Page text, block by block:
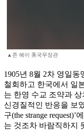
▲존 헤이 美국무장관
1905년 8월 2차 영일
철회하고 한국에서 일
는 한영 수교 조약과
신경질적인 반응을 보
구(the strange
는 것조차 바람직하지